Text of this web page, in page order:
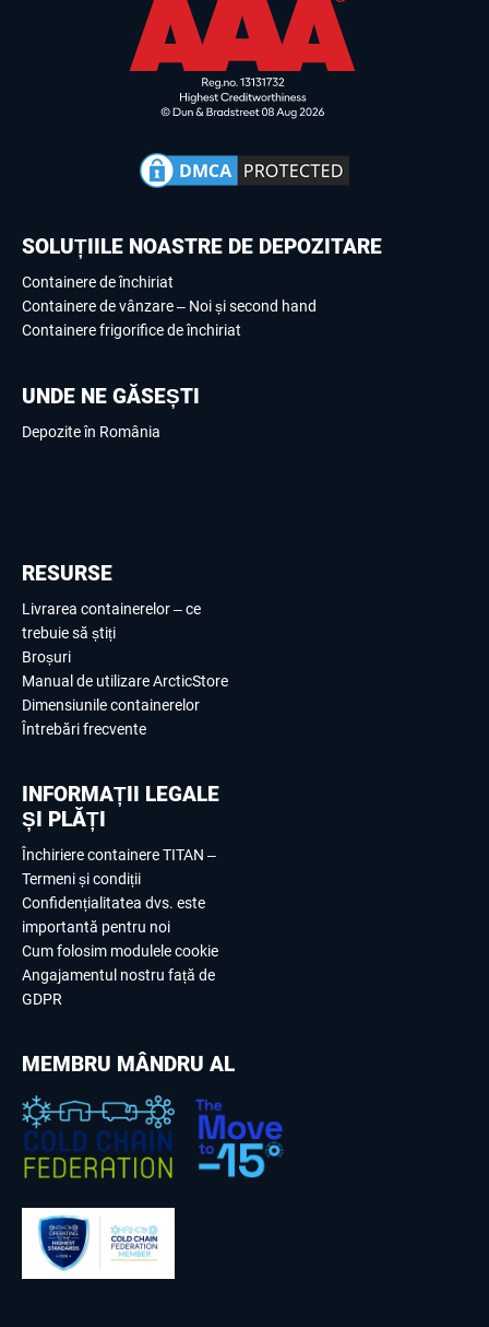
SOLUȚIILE NOASTRE DE DEPOZITARE
Containere de închiriat
Containere de vânzare – Noi și second hand
Containere frigorifice de închiriat
UNDE NE GĂSEȘTI
Depozite în România
RESURSE
Livrarea containerelor – ce
trebuie să știți
Broșuri
Manual de utilizare ArcticStore
Dimensiunile containerelor
Întrebări frecvente
INFORMAȚII LEGALE
ȘI PLĂȚI
Închiriere containere TITAN –
Termeni și condiții
Confidențialitatea dvs. este
importantă pentru noi
Cum folosim modulele cookie
Angajamentul nostru față de
GDPR
MEMBRU MÂNDRU AL